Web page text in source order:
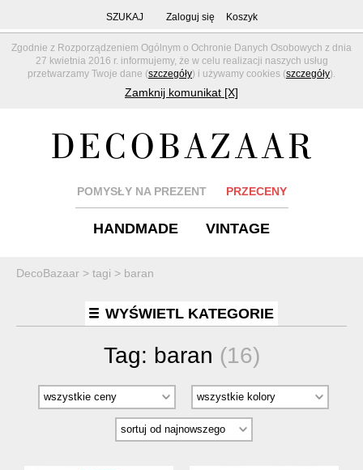
Zgodnie z Rozporządzeniem Ogólnym o Ochronie Danych Osobowych z dnia
27 kwietnia 2016 r. informujemy, że w celu realizacji naszych usług
przetwarzamy Twoje dane (szczegóły) i używamy cookies (szczegóły).
Zamknij komunikat [X]
SZUKAJ Zaloguj się Koszyk
POMYSŁY NA PREZENT PRZECENY
HANDMADE VINTAGE
DecoBazaar > tagi > baran
WYŚWIETL KATEGORIE
Tag: baran (16)